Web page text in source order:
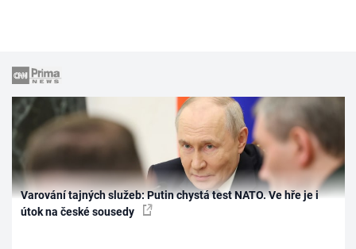
Varování tajných služeb: Putin chystá test NATO. Ve hře je i
útok na české sousedy